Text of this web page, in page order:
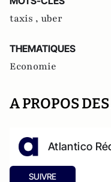
taxis , uber
THEMATIQUES
Economie
A PROPOS
Atlantico
SUIVRE